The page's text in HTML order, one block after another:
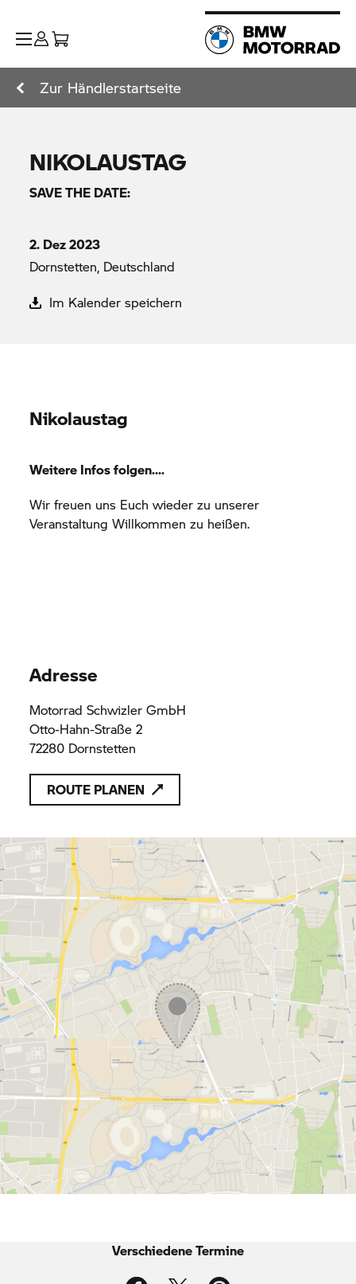
Zur Händlerstartseite
NIKOLAUSTAG
SAVE THE DATE:
2. Dez 2023
Dornstetten, Deutschland
Im Kalender speichern
Nikolaustag
Weitere Infos folgen....
Wir freuen uns Euch wieder zu unserer
Veranstaltung Willkommen zu heißen.
Adresse
Motorrad Schwizler GmbH
Otto-Hahn-Straße 2
72280 Dornstetten
ROUTE PLANEN
Verschiedene Termine